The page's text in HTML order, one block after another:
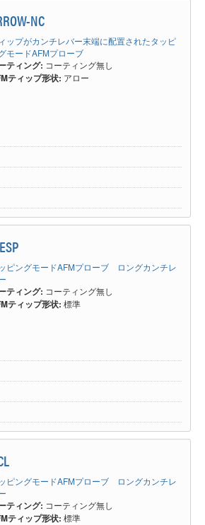
NC
ップがカンチレバー末端に配置されたタッピ
モードAFMプローブ
ティング: コーティング無し
ティップ形状: アロー
ピングモードAFMプローブ ロングカンチレ
ティング: コーティング無し
ティップ形状: 標準
ピングモードAFMプローブ ロングカンチレ
ティング: コーティング無し
ティップ形状: 標準